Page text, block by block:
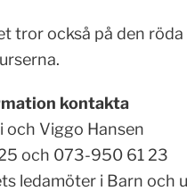
tror också på den
kontakta
och Viggo Hansen
och 073-950 61 23
ledamöter i Barn och